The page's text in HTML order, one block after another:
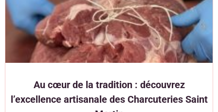
Au cœur de la tradition : découvrez
l’excellence artisanale des Charcuteries Saint